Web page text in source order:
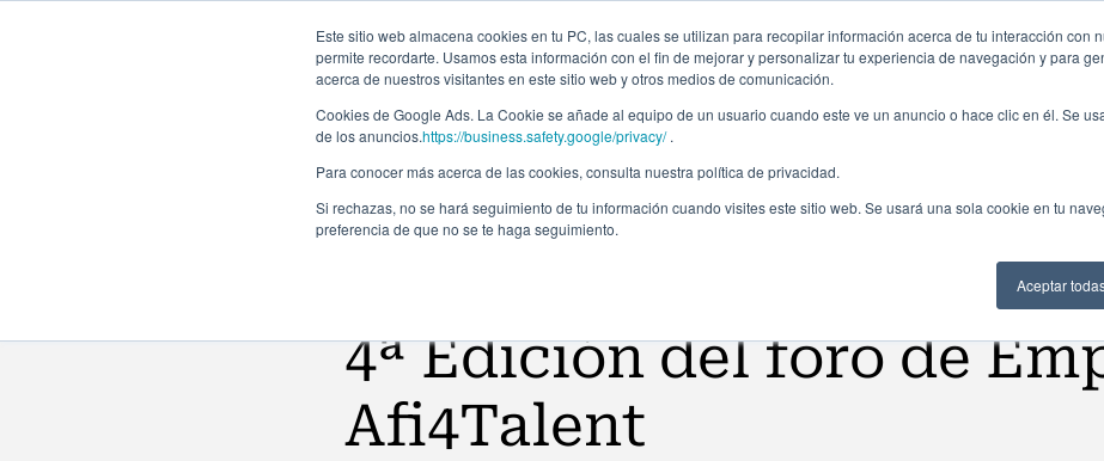
Este sitio web almacena cookies en tu PC, las cuales se utilizan para recopilar información acerca de tu interacción con
permite recordarte. Usamos esta información con el fin de mejorar y personalizar tu experiencia de navegación y para
acerca de nuestros visitantes en este sitio web y otros medios de comunicación.
Cookies de Google Ads. La Cookie se añade al equipo de un usuario cuando este ve un anuncio o hace clic en él. Se
de los anuncios.https://business.safety.google/privacy/.
Para conocer más acerca de las cookies, consulta nuestra política de privacidad.
Si rechazas, no se hará seguimiento de tu información cuando visites este sitio web. Se usará una sola cookie en tu
preferencia de que no se te haga seguimiento.
Aceptar
4ª Edición del foro de
Afi4Talent